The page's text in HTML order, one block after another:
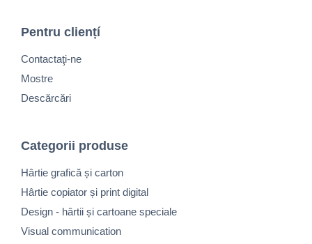
Pentru cliențí
Contactaţi-ne
Mostre
Descărcări
Categorii produse
Hârtie grafică și carton
Hârtie copiator și print digital
Design - hârtii și cartoane speciale
Visual communication